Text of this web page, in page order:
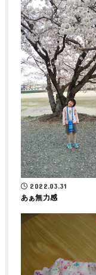
2022.03.31
あぁ無力感